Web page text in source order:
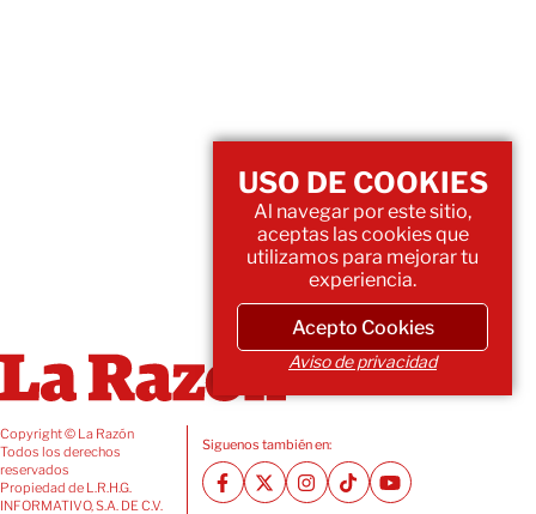
Copyright © La Razón
Todos los derechos
reservados
Propiedad de L.R.H.G.
INFORMATIVO, S.A. DE C.V.
Siguenos también en:
USO DE COOKIES
Al navegar por este sitio,
aceptas las cookies que
utilizamos para mejorar tu
experiencia.
Acepto Cookies
Aviso de privacidad